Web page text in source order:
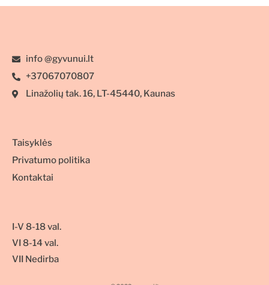
info @gyvunui.lt
+37067070807
Linažolių tak. 16, LT-45440, Kaunas
Taisyklės
Privatumo politika
Kontaktai
I-V 8-18 val.
VI 8-14 val.
VII Nedirba